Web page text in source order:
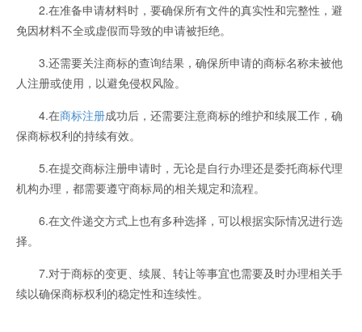
2.在准备申请材料时，要确保所有文件的真实性和完整性，避
免因材料不全或虚假而导致的申请被拒绝。
3.还需要关注商标的查询结果，确保所申请的商标名称未被他
人注册或使用，以避免侵权风险。
4.在商标注册成功后，还需要注意商标的维护和续展工作，确
保商标权利的持续有效。
5.在提交商标注册申请时，无论是自行办理还是委托商标代理
机构办理，都需要遵守商标局的相关规定和流程。
6.在文件递交方式上也有多种选择，可以根据实际情况进行选
择。
7.对于商标的变更、续展、转让等事宜也需要及时办理相关手
续以确保商标权利的稳定性和连续性。